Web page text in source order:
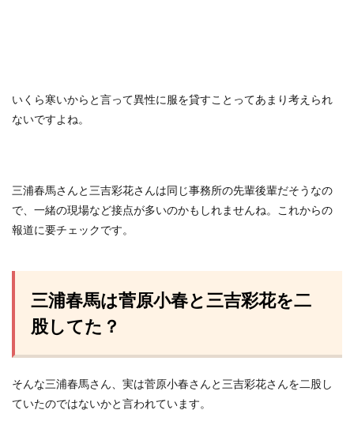
いくら寒いからと言って異性に服を貸すことってあまり考えられ
ないですよね。
三浦春馬さんと三吉彩花さんは同じ事務所の先輩後輩だそうなの
で、一緒の現場など接点が多いのかもしれませんね。これからの
報道に要チェックです。
三浦春馬は菅原小春と三吉彩花を二
股してた？
そんな三浦春馬さん、実は菅原小春さんと三吉彩花さんを二股し
ていたのではないかと言われています。